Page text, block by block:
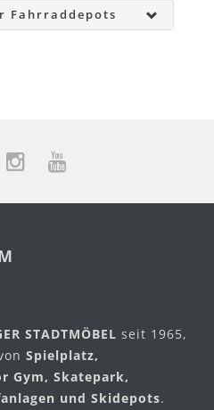
Fahrraddepots
STADTMÖBEL seit 1965,
Spielplatz,
Gym, Skatepark,
und Skidepots.